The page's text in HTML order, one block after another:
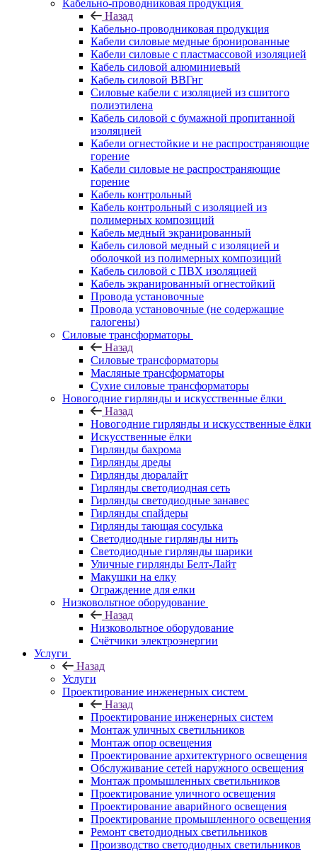
Кабельно-проводниковая продукция
Назад
Кабельно-проводниковая продукция
Кабели силовые медные бронированные
Кабели силовые с пластмассовой изоляцией
Кабель силовой алюминиевый
Кабель силовой ВВГнг
Силовые кабели с изоляцией из сшитого
полиэтилена
Кабель силовой с бумажной пропитанной
изоляцией
Кабели огнестойкие и не распространяющие
горение
Кабели силовые не распространяющие
горение
Кабель контрольный
Кабель контрольный с изоляцией из
полимерных композиций
Кабель медный экранированный
Кабель силовой медный с изоляцией и
оболочкой из полимерных композиций
Кабель силовой с ПВХ изоляцией
Кабель экранированный огнестойкий
Провода установочные
Провода установочные (не содержащие
галогены)
Силовые трансформаторы
Назад
Силовые трансформаторы
Масляные трансформаторы
Сухие силовые трансформаторы
Новогодние гирлянды и искусственные ёлки
Назад
Новогодние гирлянды и искусственные ёлки
Искусственные ёлки
Гирлянды бахрома
Гирлянды дреды
Гирлянды дюралайт
Гирлянды светодиодная сеть
Гирлянды светодиодные занавес
Гирлянды спайдеры
Гирлянды тающая сосулька
Светодиодные гирлянды нить
Светодиодные гирлянды шарики
Уличные гирлянды Белт-Лайт
Макушки на елку
Ограждение для елки
Низковольтное оборудование
Назад
Низковольтное оборудование
Счётчики электроэнергии
Услуги
Назад
Услуги
Проектирование инженерных систем
Назад
Проектирование инженерных систем
Монтаж уличных светильников
Монтаж опор освещения
Проектирование архитектурного освещения
Обслуживание сетей наружного освещения
Монтаж промышленных светильников
Проектирование уличного освещения
Проектирование аварийного освещения
Проектирование промышленного освещения
Ремонт светодиодных светильников
Производство светодиодных светильников